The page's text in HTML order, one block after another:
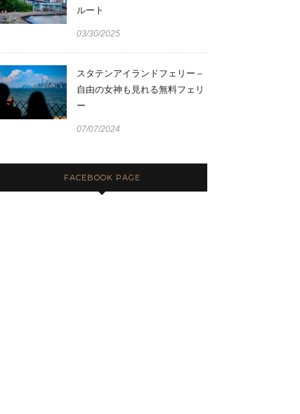
ルート
03/30/2025
スタテンアイランドフェリー –
自由の女神も見れる無料フェリ
ー
07/07/2024
FACEBOOK PAGE